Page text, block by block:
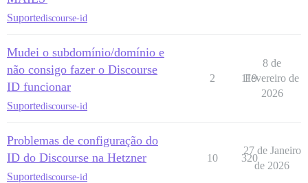
Suportediscourse-id
Mudei o subdomínio/domínio e
não consigo fazer o Discourse
ID funcionar
Suportediscourse-id
2 119
8 de
Fevereiro de
2026
Problemas de configuração do
ID do Discourse na Hetzner
Suportediscourse-id
10 320
27 de Janeiro
de 2026